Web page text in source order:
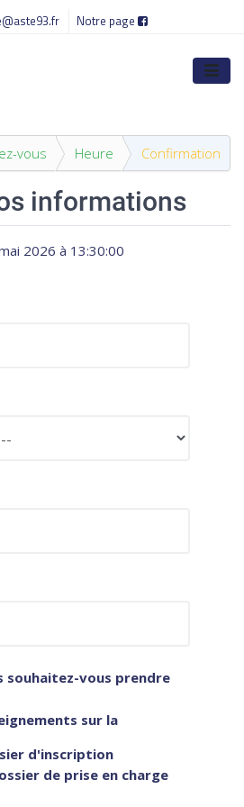
Notre page
vous Heure Confirmation
informations
2026 à 13:30:00
souhaitez-vous prendre
sur la
d'inscription
de prise en charge